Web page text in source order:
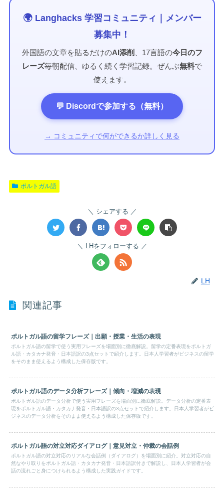
🌍 Langhacks 学習コミュニティ｜メンバー
募集中！
外国語の文章を貼るだけのAI添削 、17言語の今日のフ
レーズ毎朝配信、ゆるく続く学習記録。ぜんぶ無料で
使えます。
💬 Discordで参加する（無料）
→ コミュニティで何ができるか詳しく見る
ポルトガル語
シェアする
LHをフォローする
LH
関連記事
ポルトガル語の留学フレーズ｜出願・授業・生活の表現
ポルトガル語の留学で使う実用フレーズを場面別に徹底解説。留学の定番表現をポルトガ
ル語・カタカナ発音・日本語訳の3点セットで紹介します。日本人学習者がビジネスの留学
をそのまま使えるよう構成した保存版です。
ポルトガル語のデータ分析フレーズ｜傾向・増減の表現
ポルトガル語のデータ分析で使う実用フレーズを場面別に徹底解説。データ分析の定番表
現をポルトガル語・カタカナ発音・日本語訳の3点セットで紹介します。日本人学習者がビ
ジネスのデータ分析をそのまま使えるよう構成した保存版です。
ポルトガル語の対立対応ダイアログ｜意見対立・仲裁の会話例
ポルトガル語の対立対応のリアルな会話例（ダイアログ）を場面別に紹介。対立対応の自
然なやり取りをポルトガル語・カタカナ発音・日本語訳付きで解説し、日本人学習者が会
話の流れごと身につけられるよう構成した実践ガイドです。